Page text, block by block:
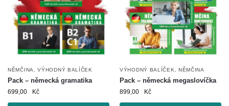
NĚMČINA ,VÝHODNÝ BALÍČEK
Pack – německá gramatika
699,00 Kč
VÝHODNÝ BALÍČEK NĚMČINA
Pack – německá megaslovíčka
899,00 Kč